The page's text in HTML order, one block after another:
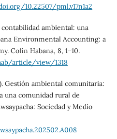
10.22507/pml.v17n1a2
contabilidad ambiental: una
Environmental Accounting: a
Cofin Habana, 8, 1–10.
article/view/1318
Gestión ambiental comunitaria:
una comunidad rural de
Sociedad y Medio